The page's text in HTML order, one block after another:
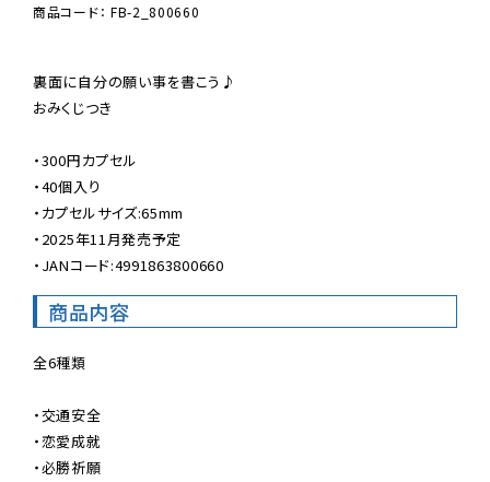
商品コード： FB-2_800660
裏面に自分の願い事を書こう♪
おみくじつき
・300円カプセル
・40個入り
・カプセルサイズ:65mm
・2025年11月発売予定
・JANコード:4991863800660
商品内容
全6種類
・交通安全
・恋愛成就
・必勝祈願